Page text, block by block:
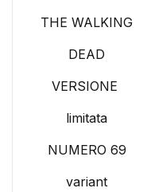
THE WALKING
DEAD
VERSIONE
limitata
NUMERO 69
variant